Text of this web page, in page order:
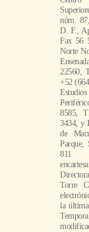
núm.
D. F.,
Fax 56
Norte
22560,
+52
8585,
3434, y
de
Torre
la